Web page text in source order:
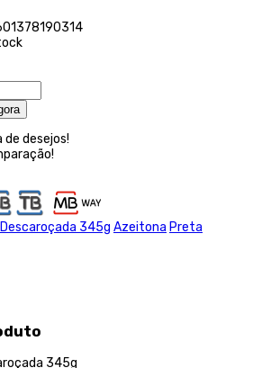
desejos!
345g Azeitona Preta
345g